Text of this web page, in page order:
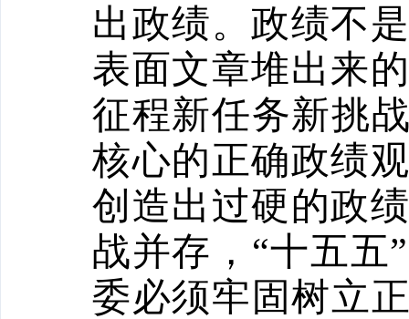
出政绩。政绩不
表面文章堆出来
征程新任务新挑
核心的正确政绩
创造出过硬的政
战并存，“十五五
委必须牢固树立